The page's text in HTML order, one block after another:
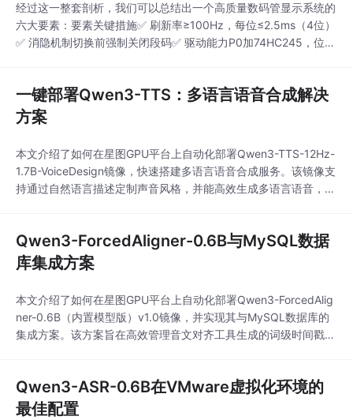
经过这一整套剖析，我们可以总结出一个高质量数码管显示系统的
六大要素：要素关键措施✅ 刷新率≥100Hz，每位≤2.5ms（4位）
✅ 消隐机制切换前强制关闭段码✅ 驱动能力P0加74HC245，位选
些细节都落实到位，哪怕是最基础的51平台，也能做出媲美商业产
品的稳定显示效果。
一键部署Qwen3-TTS：多语言语音合成解决
方案
本文介绍了如何在星图GPU平台上自动化部署Qwen3-TTS-12Hz-
1.7B-VoiceDesign镜像，快速搭建多语言语音合成服务。该镜像支
持通过自然语言描述定制声音风格，并能高效生成多语言语音，典
Qwen3-ForcedAligner-0.6B与MySQL数据
库集成方案
本文介绍了如何在星图GPU平台上自动化部署Qwen3-ForcedAlig
ner-0.6B（内置模型版）v1.0镜像，并实现其与MySQL数据库的
集成方案。该方案旨在高效管理音文对齐工具生成的词级时间戳数
Qwen3-ASR-0.6B在VMware虚拟化环境的
最佳配置